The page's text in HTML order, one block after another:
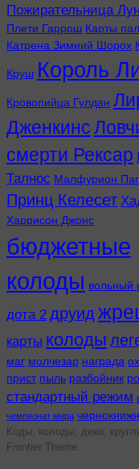
Пожирательница
Плети Гаррош Карты
Катрена Зимний Шорох
Круш Король
Кровопийца Гулдан
Дженкинс
смерти Рексар
Талнос Малфурион
Принц Келесет
Харрисон Джонс
бюджетные
колоды вольный
дота 2 друид
карты колоды
маг молчезар награда
прист пыль разбойник
стандартный режим
чемпионат мира
Коды, колоды, деки,
Frontier Theme